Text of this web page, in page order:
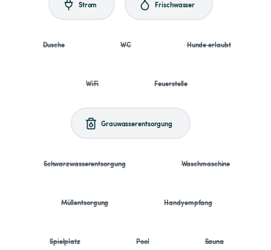
Strom Frischwasser
Dusche WC Hunde erlaubt
WiFi Feuerstelle
Grauwasserentsorgung
Schwarzwasserentsorgung Waschmaschine
Müllentsorgung Handyempfang
Spielplatz Pool Sauna